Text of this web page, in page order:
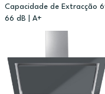
Capacidade de Extracção
66 dB | A+